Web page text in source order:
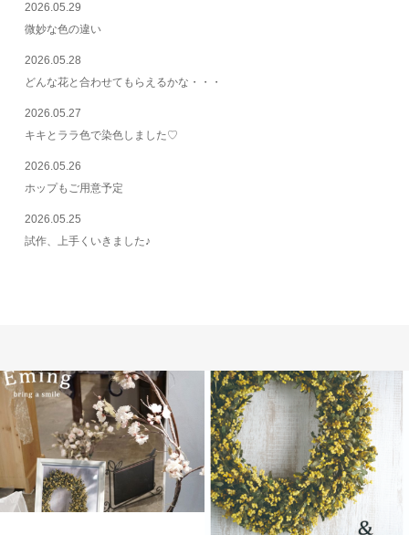
2026.05.29
微妙な色の違い
2026.05.28
どんな花と合わせてもらえるかな・・・
2026.05.27
キキとララ色で染色しました♡
2026.05.26
ホップもご用意予定
2026.05.25
試作、上手くいきました♪